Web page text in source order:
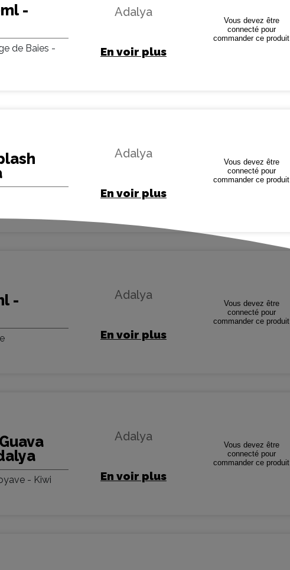
-
de Baies -
Adalya
En voir plus
Vous devez être
connecté pour
commander ce produit
Adalya
En voir plus
Vous devez être
connecté pour
commander ce produit
-
Adalya
En voir plus
Vous devez être
connecté pour
commander ce produit
- Kiwi
Adalya
En voir plus
Vous devez être
connecté pour
commander ce produit